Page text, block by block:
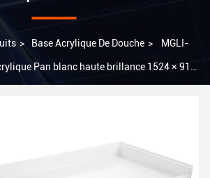
> Base Acrylique De Douche > MGLI-
Pan blanc haute brillance 1524 × 914